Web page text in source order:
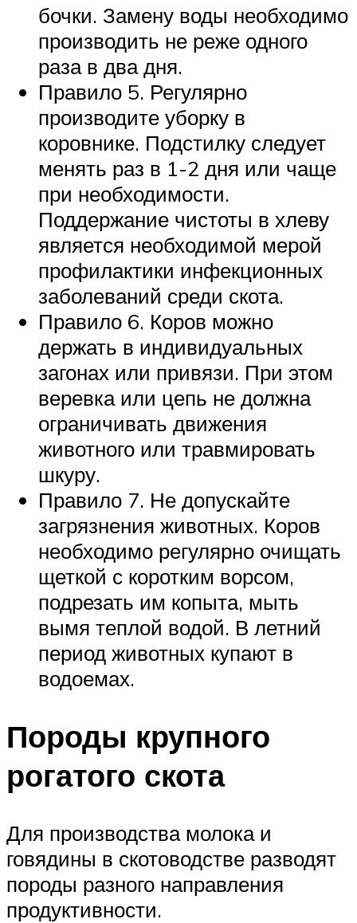
бочки. Замену воды необходимо
производить не реже одного
раза в два дня.
Правило 5. Регулярно
производите уборку в
коровнике. Подстилку следует
менять раз в 1-2 дня или чаще
при необходимости.
Поддержание чистоты в хлеву
является необходимой мерой
профилактики инфекционных
заболеваний среди скота.
Правило 6. Коров можно
держать в индивидуальных
загонах или привязи. При этом
веревка или цепь не должна
ограничивать движения
животного или травмировать
шкуру.
Правило 7. Не допускайте
загрязнения животных. Коров
необходимо регулярно очищать
щеткой с коротким ворсом,
подрезать им копыта, мыть
вымя теплой водой. В летний
период животных купают в
водоемах.
Породы крупного
рогатого скота
Для производства молока и
говядины в скотоводстве разводят
породы разного направления
продуктивности.